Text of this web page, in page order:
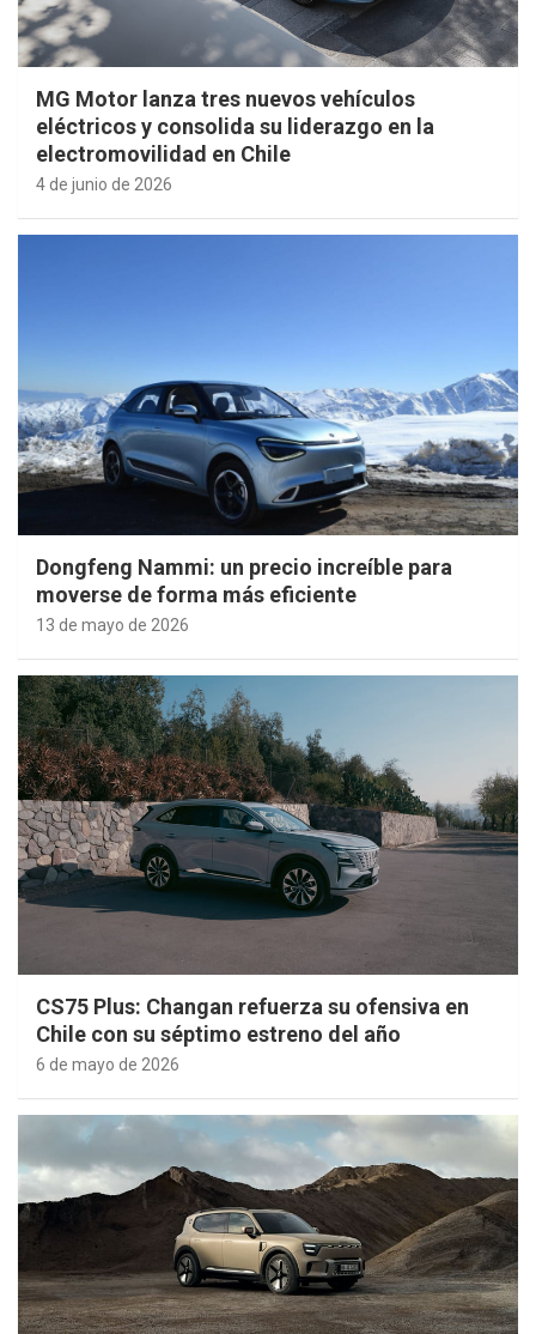
MG Motor lanza tres nuevos vehículos
eléctricos y consolida su liderazgo en la
electromovilidad en Chile
4 de junio de 2026
Dongfeng Nammi: un precio increíble para
moverse de forma más eficiente
13 de mayo de 2026
CS75 Plus: Changan refuerza su ofensiva en
Chile con su séptimo estreno del año
6 de mayo de 2026